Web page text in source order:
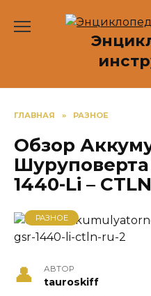
ГЛАВНАЯ » РАЗНОЕ
Обзор
Шуруповерта
1440-Li –
РАЗНОЕ
АВТОР
tauroskiff